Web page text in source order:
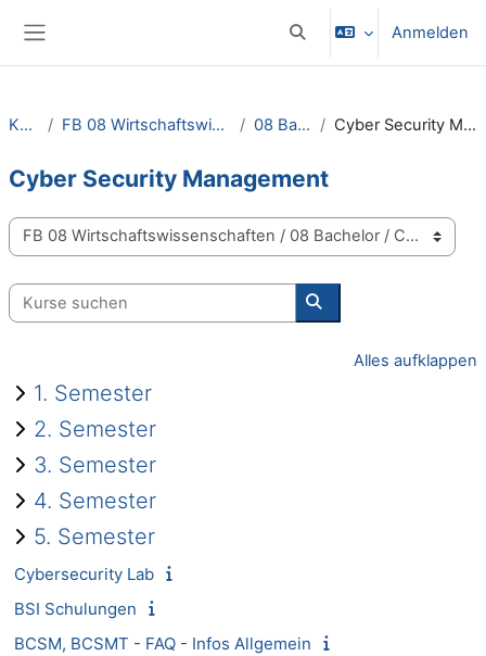
Sucheingabe umschalten
Anmelden
Kurse FB 08 Wirtschaftswissenschaften 08 Bachelor Cyber Security Management
Cyber Security Management
Kursbereiche
Kurse suchen
Kurse suchen
Alles aufklappen
1. Semester
2. Semester
3. Semester
4. Semester
5. Semester
Cybersecurity Lab
BSI Schulungen
BCSM, BCSMT - FAQ - Infos Allgemein